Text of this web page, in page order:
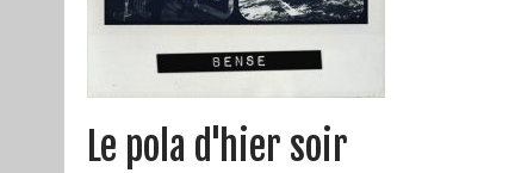
Le pola d'hier soir